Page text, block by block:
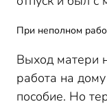
При неполном
Выход матери
работа на
пособие. Но